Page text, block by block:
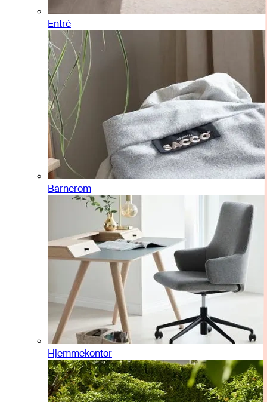
Entré
Barnerom
Hjemmekontor